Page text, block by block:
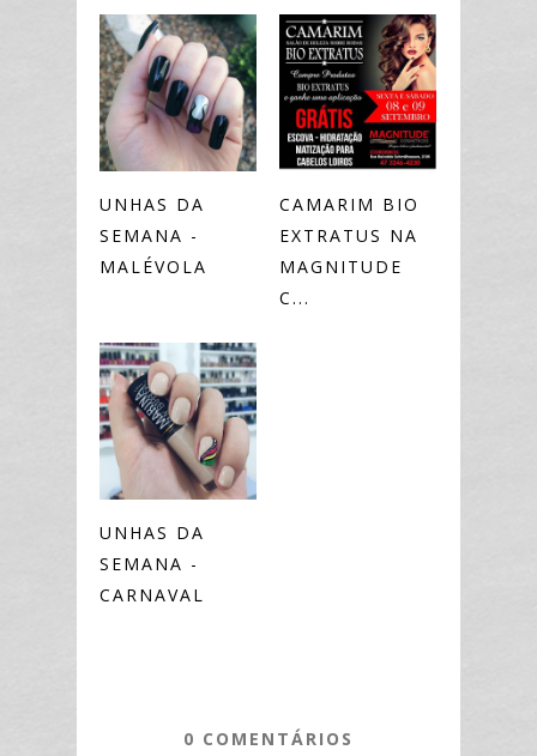
UNHAS DA
SEMANA -
MALÉVOLA
CAMARIM BIO
EXTRATUS NA
MAGNITUDE
C...
UNHAS DA
SEMANA -
CARNAVAL
0 COMENTÁRIOS